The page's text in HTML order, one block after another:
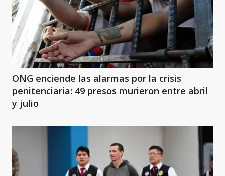
ONG enciende las alarmas por la crisis
penitenciaria: 49 presos murieron entre abril
y julio